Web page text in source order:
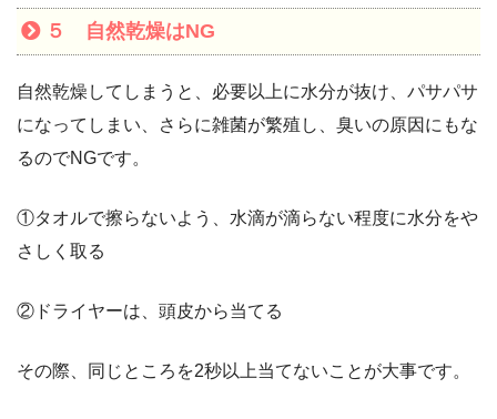
５ 自然乾燥はNG
自然乾燥してしまうと、必要以上に水分が抜け、パサパサ
になってしまい、さらに雑菌が繁殖し、臭いの原因にもな
るのでNGです。
①タオルで擦らないよう、水滴が滴らない程度に水分をや
さしく取る
②ドライヤーは、頭皮から当てる
その際、同じところを2秒以上当てないことが大事です。